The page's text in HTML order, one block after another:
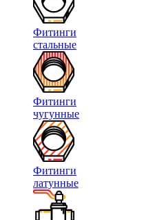
Фитинги
стальные
Фитинги
чугунные
Фитинги
латунные